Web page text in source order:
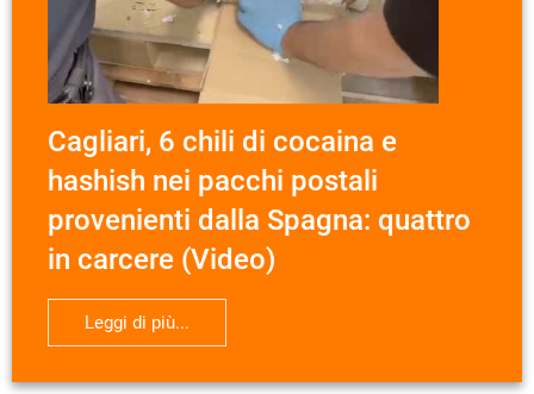
Cagliari, 6 chili di cocaina e
hashish nei pacchi postali
provenienti dalla Spagna: quattro
in carcere (Video)
Leggi di più...